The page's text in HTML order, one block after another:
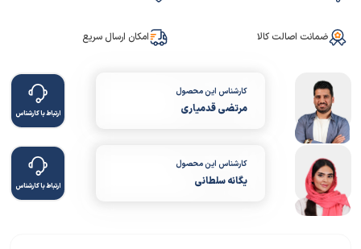
ضمانت اصالت کالا امکان ارسال سریع
کارشناس این محصول
مرتضی قدمیاری ارتباط با کارشناس
کارشناس این محصول
یگانه سلطانی ارتباط با کارشناس